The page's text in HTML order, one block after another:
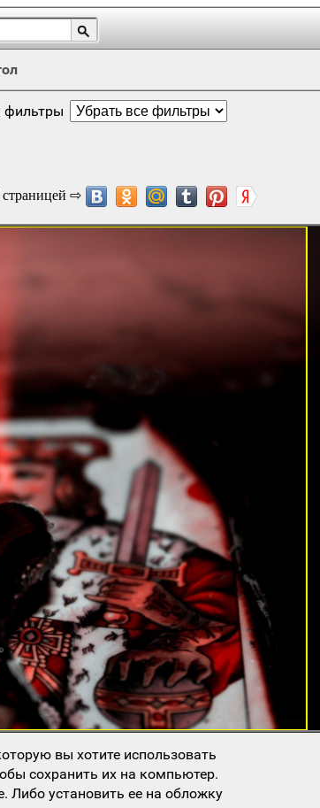
фильтры
вы хотите использовать
сохранить их на компьютер.
Либо установить ее на обложку